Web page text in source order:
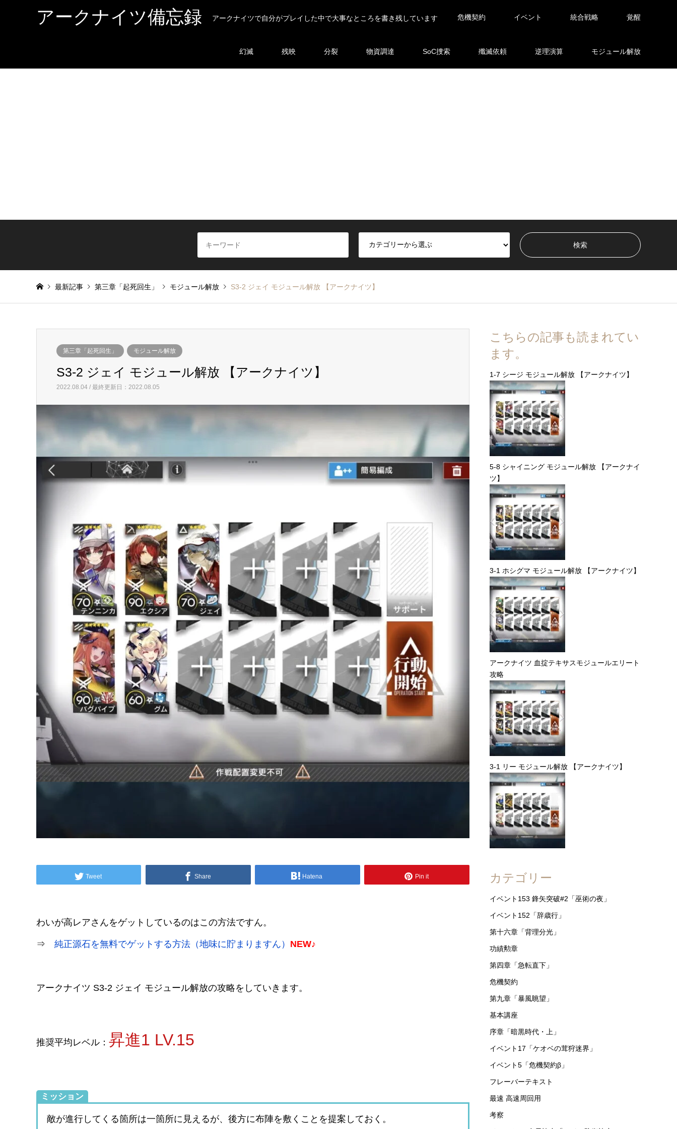
アークナイツ備忘録 アークナイツで自分がプレイした中で大事なところを書き残しています 危機契約 イベント 統合戦略 覚醒
幻滅 残映 分裂 物資調達 SoC捜索 殲滅依頼 逆理演算 モジュール解放
最新記事 第三章「起死回生」 モジュール解放 S3-2 ジェイ モジュール解放 【アークナイツ】
第三章「起死回生」 モジュール解放
S3-2 ジェイ モジュール解放 【アークナイツ】
2022.08.04 / 最終更新日：2022.08.05
Tweet Share Hatena Pin it
わいが高レアさんをゲットしているのはこの方法ですん。
⇒ 純正源石を無料でゲットする方法（地味に貯まりますん） NEW♪
アークナイツ S3-2 ジェイ モジュール解放の攻略をしていきます。
推奨平均レベル： 昇進1 LV.15
ミッション
敵が進行してくる箇所は一箇所に見えるが、後方に布陣を敷くことを提案しておく。
こちらの記事も読まれてい
ます。
1-7 シージ モジュール解放 【アークナイツ】
5-8 シャイニング モジュール解放 【アークナイ
ツ】
3-1 ホシグマ モジュール解放 【アークナイツ】
アークナイツ 血掟テキサスモジュールエリート
攻略
3-1 リー モジュール解放 【アークナイツ】
カテゴリー
イベント153 鋒矢突破#2「巫術の夜」
イベント152「辞歳行」
第十六章「背理分光」
功績勲章
第四章「急転直下」
危機契約
第九章「暴風眺望」
基本講座
序章「暗黒時代・上」
イベント17「ケオベの茸狩迷界」
イベント5「危機契約β」
フレーバーテキスト
最速 高速周回用
考察